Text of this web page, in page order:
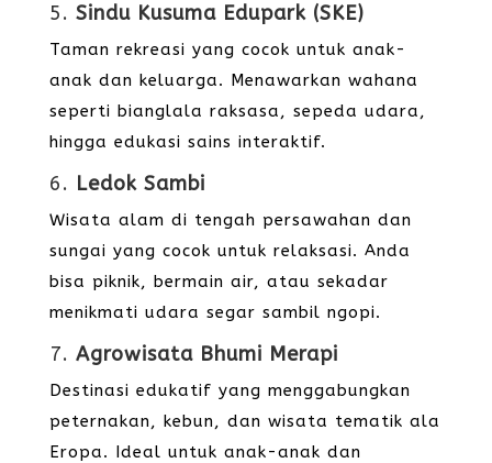
5. Sindu Kusuma Edupark (SKE)
Taman rekreasi yang cocok untuk anak-
anak dan keluarga. Menawarkan wahana
seperti bianglala raksasa, sepeda udara,
hingga edukasi sains interaktif.
6. Ledok Sambi
Wisata alam di tengah persawahan dan
sungai yang cocok untuk relaksasi. Anda
bisa piknik, bermain air, atau sekadar
menikmati udara segar sambil ngopi.
7. Agrowisata Bhumi Merapi
Destinasi edukatif yang menggabungkan
peternakan, kebun, dan wisata tematik ala
Eropa. Ideal untuk anak-anak dan